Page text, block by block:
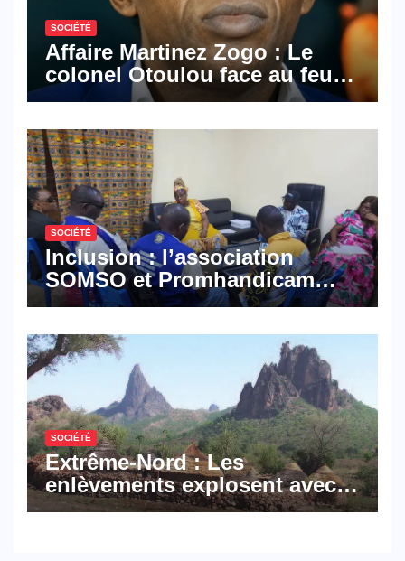
SOCIÉTÉ
Affaire Martinez Zogo : Le
colonel Otoulou face au feu
croisé des avocats de la
SOCIÉTÉ
Inclusion : l’association
SOMSO et Promhandicam
militent en faveur d’une
hôtellerie-restauration
SOCIÉTÉ
Extrême-Nord : Les
enlèvements explosent avec
308 victimes en trois mois